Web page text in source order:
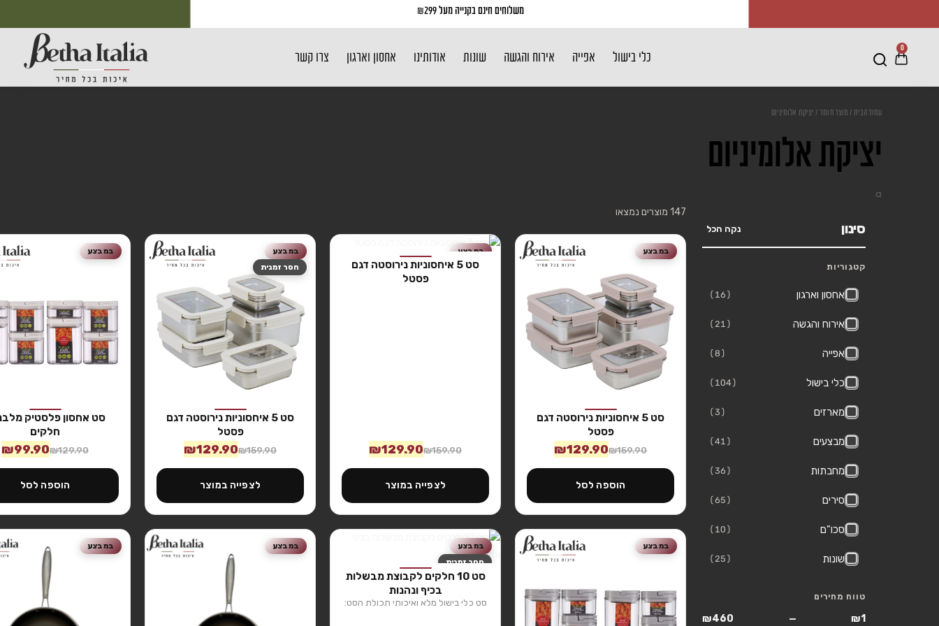
משלוחים חינם בקנייה מעל ₪299
כלי בישול אפייה אירוח והגשה שונות אודותינו אחסון וארגון צרו קשר
0
עמוד הבית/ מוצר חומר / יציקת אלומיניום
יציקת אלומיניום
a
סינון נקה הכל
קטגוריות
אחסון וארגון (16)
אירוח והגשה (21)
אפייה (8)
כלי בישול (104)
מארזים (3)
מבצעים (41)
מחבתות (36)
סירים (65)
סכו"ם (10)
שונות (25)
טווח מחירים
₪1
—
₪460
147 מוצרים נמצאו
במבצע
סט 5 איחסוניות נירוסטה דגם
פסטל
₪159.90
₪129.90
הוספה לסל
במבצע
חסר זמניתסט 5 איחסוניות נירוסטה דגם
פסטל
₪159.90
₪129.90
לצפייה במוצר
במבצע
חסר זמנית
סט 5 איחסוניות נירוסטה דגם
פסטל
₪159.90
₪129.90
לצפייה במוצר
במבצע
חלקים
₪129.90
₪99.90
הוספה לסל
במבצע
במבצע
חסר זמנית
סט 10 חלקים לקבוצת מבשלות
בכיף ונהנות
סט כלי בישול מלא ואיכותי תכולת הסט:
במבצע במבצע